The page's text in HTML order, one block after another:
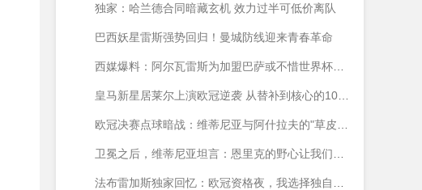
独家：哈兰德合同暗藏玄机 效力过半可低价离队
巴西妖星雷斯强势回归！曼城防线迎来青春革命
西媒爆料：阿尔瓦雷斯为加盟巴萨或不惜世界杯期间发声
皇马新星居莱尔上演欧冠逆袭 从替补到核心的1030分钟奇迹
欧冠决赛点球暗战：维蒂尼亚与阿什拉夫的"草皮保卫战"
卫冕之后，维蒂尼亚坦言：恩里克的野心让我们停不下来
法布雷加斯独家回忆：欧冠资格夜，我选择独自等待